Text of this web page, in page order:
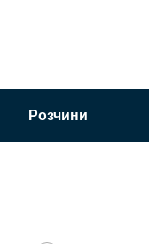
Розчини